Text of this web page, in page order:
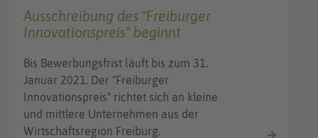
Ausschreibung des "Freiburger
Innovationspreis" beginnt
Bis Bewerbungsfrist läuft bis zum 31.
Januar 2021. Der "Freiburger
Innovationspreis" richtet sich an kleine
und mittlere Unternehmen aus der
Wirtschaftsregion Freiburg.